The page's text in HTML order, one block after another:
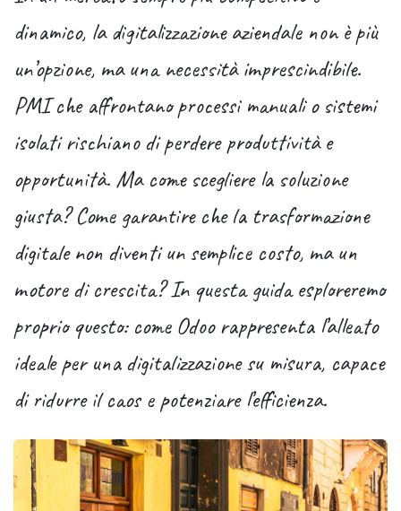
dinamico, la digitalizzazione aziendale non è più
un’opzione, ma una necessità imprescindibile.
PMI che affrontano processi manuali o sistemi
isolati rischiano di perdere produttività e
opportunità. Ma come scegliere la soluzione
giusta? Come garantire che la trasformazione
digitalenon diventi un semplice costo, ma un
motore di crescita? In questa guida esploreremo
proprio questo: come Odoo rappresenta l’alleato
ideale per una digitalizzazione su misura, capace
di ridurre il caos e potenziare l’efficienza.